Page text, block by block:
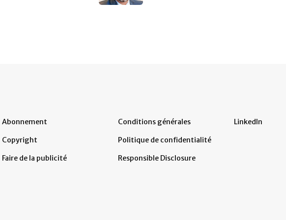
Abonnement
Copyright
Faire de la publicité
Conditions générales
Politique de confidentialité
Responsible Disclosure
LinkedIn